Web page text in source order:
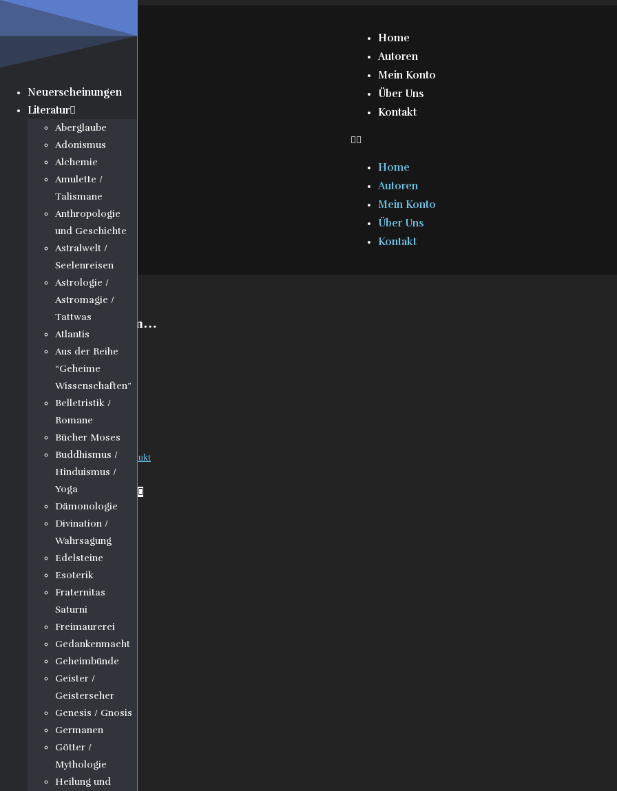
Home
Autoren
Mein Konto
Über Uns
Kontakt
Home
Autoren
Mein Konto
Über Uns
Kontakt
Neuerscheinungen
Literatur
Aberglaube
Adonismus
Alchemie
Amulette /
Talismane
Anthropologie
und Geschichte
Astralwelt /
Seelenreisen
Astrologie /
Astromagie /
Tattwas
Atlantis
Aus der Reihe
“Geheime
Wissenschaften”
Belletristik /
Romane
Bücher Moses
Buddhismus /
Hinduismus /
Yoga
Dämonologie
Divination /
Wahrsagung
Edelsteine
Esoterik
Fraternitas
Saturni
Freimaurerei
Gedankenmacht
Geheimbünde
Geister /
Geisterseher
Genesis / Gnosis
Germanen
Götter /
Mythologie
Heilung und
Auf dunklem Pfad zum…
In den Warenkorb
Vorheriges Produkt
Nächstes Produkt